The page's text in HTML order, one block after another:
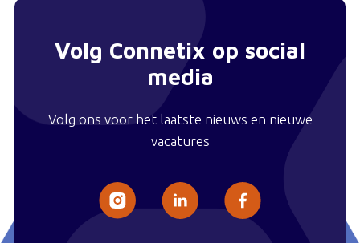
Volg Connetix op social
media
Volg ons voor het laatste nieuws en nieuwe
vacatures